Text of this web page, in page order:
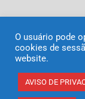
O usuário pode
cookies de
website.
AVISO DE